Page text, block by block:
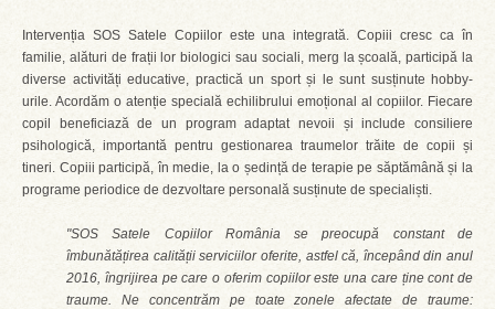
Intervenția SOS Satele Copiilor este una integrată. Copiii cresc ca în
familie, alături de frații lor biologici sau sociali, merg la școală, participă la
diverse activități educative, practică un sport și le sunt susținute hobby-
urile. Acordăm o atenție specială echilibrului emoțional al copiilor. Fiecare
copil beneficiază de un program adaptat nevoii și include consiliere
psihologică, importantă pentru gestionarea traumelor trăite de copii și
tineri. Copiii participă, în medie, la o ședință de terapie pe săptămână și la
programe periodice de dezvoltare personală susținute de specialiști.
"SOS Satele Copiilor România se preocupă constant de
îmbunătățirea calității serviciilor oferite, astfel că, începând din anul
2016, îngrijirea pe care o oferim copiilor este una care ține cont de
traume. Ne concentrăm pe toate zonele afectate de traume: